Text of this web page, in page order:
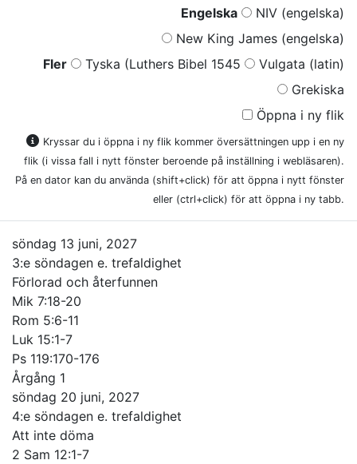
Engelska
NIV (engelska)
New King James (engelska)
Fler
Tyska (Luthers Bibel 1545
Vulgata (latin)
Grekiska
Öppna i ny flik
Kryssar du i öppna i ny flik kommer översättningen upp i en ny
flik (i vissa fall i nytt fönster beroende på inställning i webläsaren).
På en dator kan du använda (shift+click) för att öppna i nytt fönster
eller (ctrl+click) för att öppna i ny tabb.
söndag 13 juni, 2027
3:e söndagen e. trefaldighet
Förlorad och återfunnen
Mik 7:18-20
Rom 5:6-11
Luk 15:1-7
Ps 119:170-176
Årgång 1
söndag 20 juni, 2027
4:e söndagen e. trefaldighet
Att inte döma
2 Sam 12:1-7